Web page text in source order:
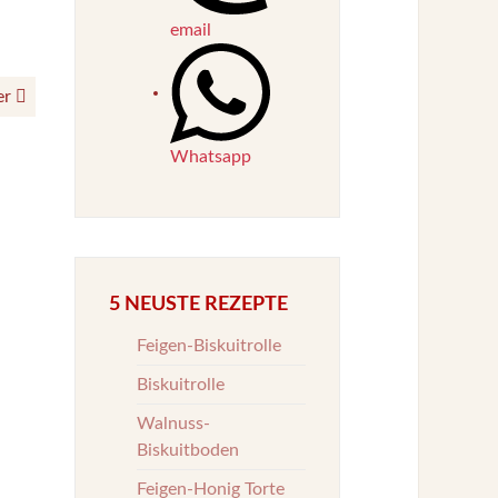
email
Whatsapp
5 NEUSTE REZEPTE
Feigen-Biskuitrolle
Biskuitrolle
Walnuss-
Biskuitboden
Feigen-Honig Torte